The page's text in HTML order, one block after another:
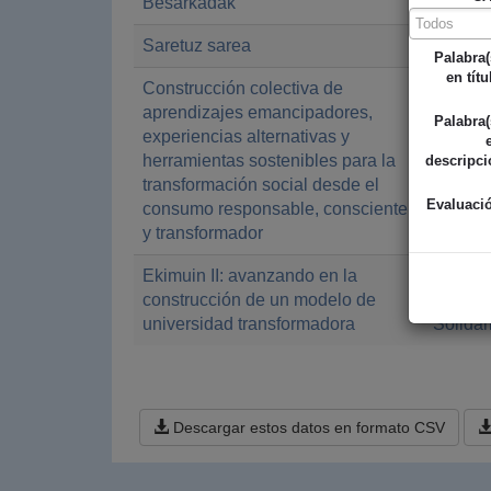
en
Saretuz sarea
Construcción colectiva de
aprendizajes emancipadores,
experiencias alternativas y
herramientas sostenibles para la
transformación social desde el
consumo responsable, consciente
y transformador
Ekimuin II: avanzando en la
construcción de un modelo de
universidad transformadora
Descargar estos datos en formato CSV